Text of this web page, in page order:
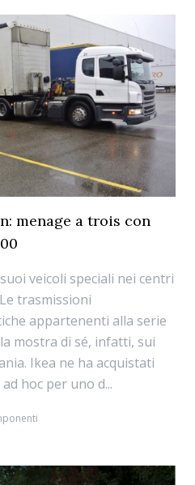
menage a trois con
veicoli speciali nei centri
trasmissioni
appartenenti alla serie
mostra di sé, infatti, sui
Ikea ne ha acquistati
hoc per uno d...